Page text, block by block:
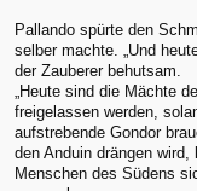
Pallando spürte den
selber machte. „Und
der Zauberer behutsam.
„Heute sind die Mächte
freigelassen werden,
aufstrebende Gondor
den Anduin drängen
Menschen des Südens